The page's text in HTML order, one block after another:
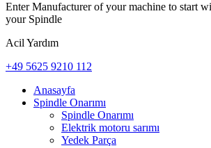
Enter Manufacturer of your machine to start
your Spindle
Acil Yardım
+49 5625 9210 112
Anasayfa
Spindle Onarımı
Spindle Onarımı
Elektrik motoru sarımı
Yedek Parça